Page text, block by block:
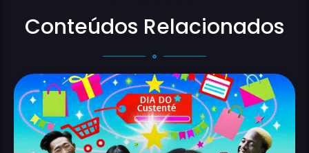
Conteúdos Relacionados